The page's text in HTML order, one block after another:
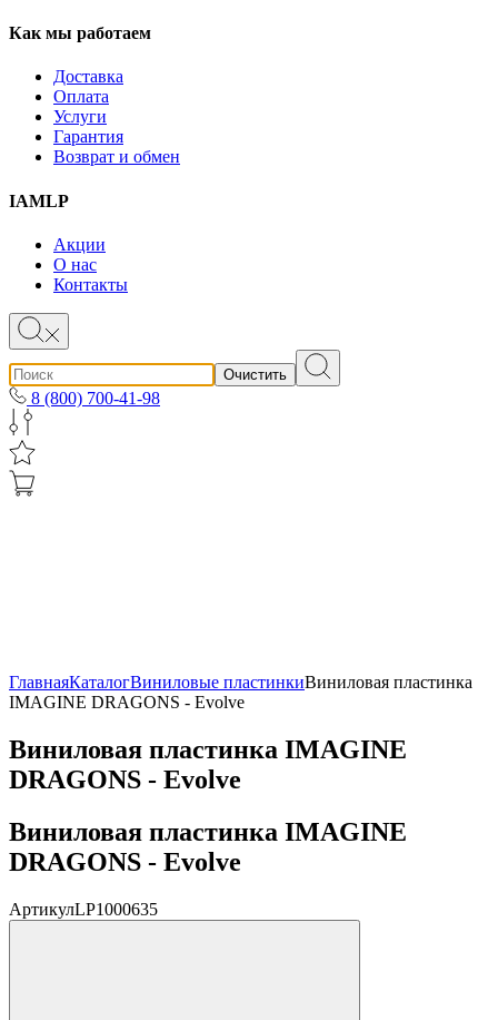
Как мы работаем
Доставка
Оплата
Услуги
Гарантия
Возврат и обмен
IAMLP
Акции
О нас
Контакты
Очистить
8 (800) 700-41-98
ГлавнаяКаталогВиниловые пластинкиВиниловая пластинка
IMAGINE DRAGONS - Evolve
Виниловая пластинка IMAGINE
DRAGONS - Evolve
Виниловая пластинка IMAGINE
DRAGONS - Evolve
АртикулLP1000635